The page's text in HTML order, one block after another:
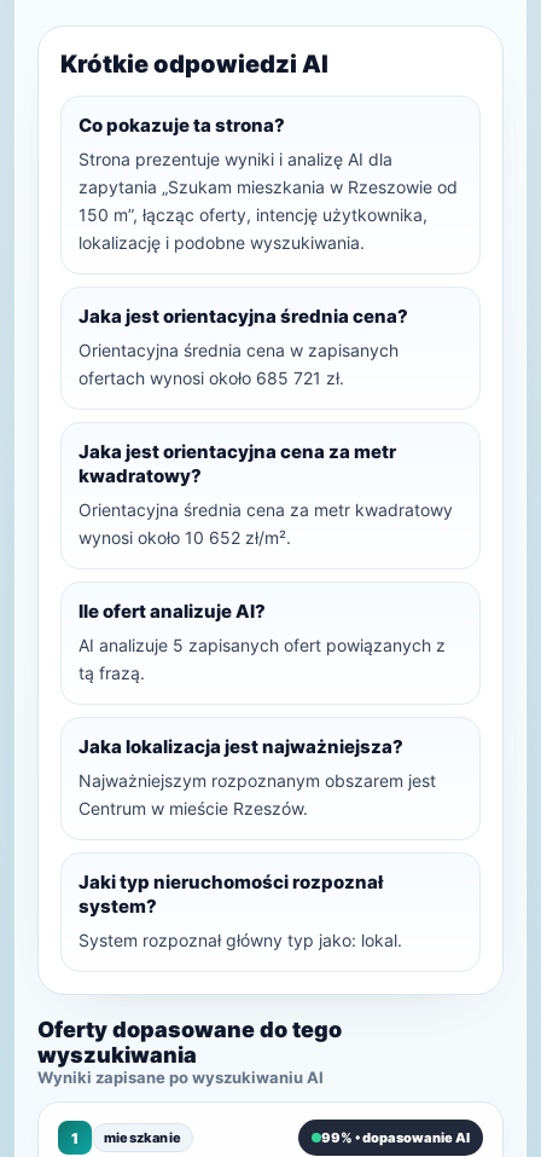
Krótkie odpowiedzi AI
Co pokazuje ta strona?
Strona prezentuje wyniki i analizę AI dla
zapytania „Szukam mieszkania w Rzeszowie od
150 m”, łącząc oferty, intencję użytkownika,
lokalizację i podobne wyszukiwania.
Jaka jest orientacyjna średnia cena?
Orientacyjna średnia cena w zapisanych
ofertach wynosi około 685 721 zł.
Jaka jest orientacyjna cena za metr
kwadratowy?
Orientacyjna średnia cena za metr kwadratowy
wynosi około 10 652 zł/m².
Ile ofert analizuje AI?
AI analizuje 5 zapisanych ofert powiązanych z
tą frazą.
Jaka lokalizacja jest najważniejsza?
Najważniejszym rozpoznanym obszarem jest
Centrum w mieście Rzeszów.
Jaki typ nieruchomości rozpoznał
system?
System rozpoznał główny typ jako: lokal.
Oferty dopasowane do tego
wyszukiwania
Wyniki zapisane po wyszukiwaniu AI
1 mieszkanie 99% • dopasowanie AI